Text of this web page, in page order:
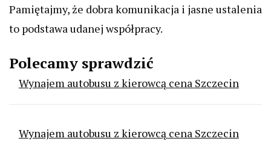
Pamiętajmy, że dobra komunikacja i jasne ustalenia
to podstawa udanej współpracy.
Polecamy sprawdzić
Wynajem autobusu z kierowcą cena Szczecin
Wynajem autobusu z kierowcą cena Szczecin